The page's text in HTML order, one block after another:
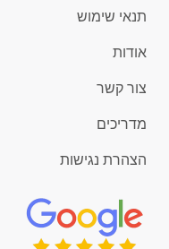
תנאי שימוש
אודות
צור קשר
מדריכים
הצהרת נגישות